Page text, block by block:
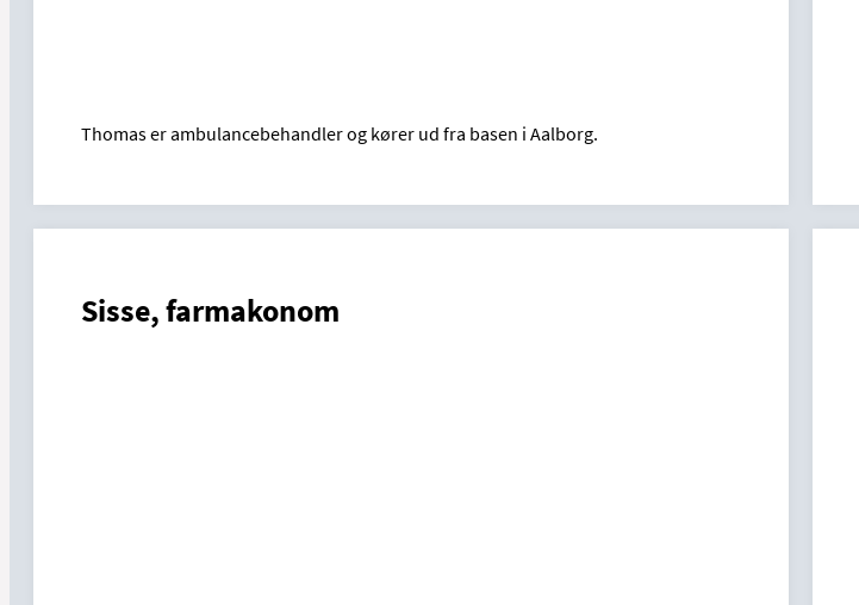
Thomas er ambulancebehandler og kører ud fra basen i Aalborg.
Sisse, farmakonom